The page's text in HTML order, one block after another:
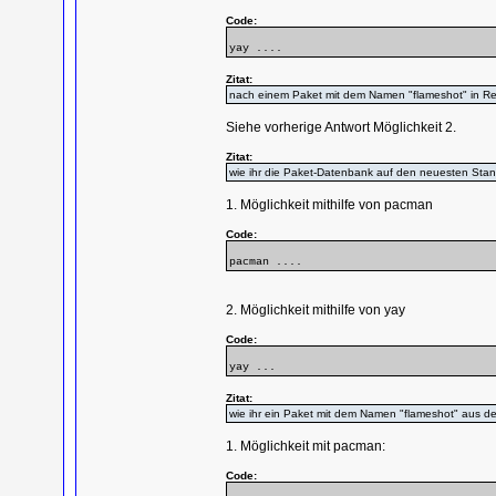
Code:
yay ....
Zitat:
nach einem Paket mit dem Namen "flameshot" in
Siehe vorherige Antwort Möglichkeit 2.
Zitat:
wie ihr die Paket-Datenbank auf den neuesten
1. Möglichkeit mithilfe von pacman
Code:
pacman ....
2. Möglichkeit mithilfe von yay
Code:
yay ...
Zitat:
wie ihr ein Paket mit dem Namen "flameshot" aus
1. Möglichkeit mit pacman:
Code: